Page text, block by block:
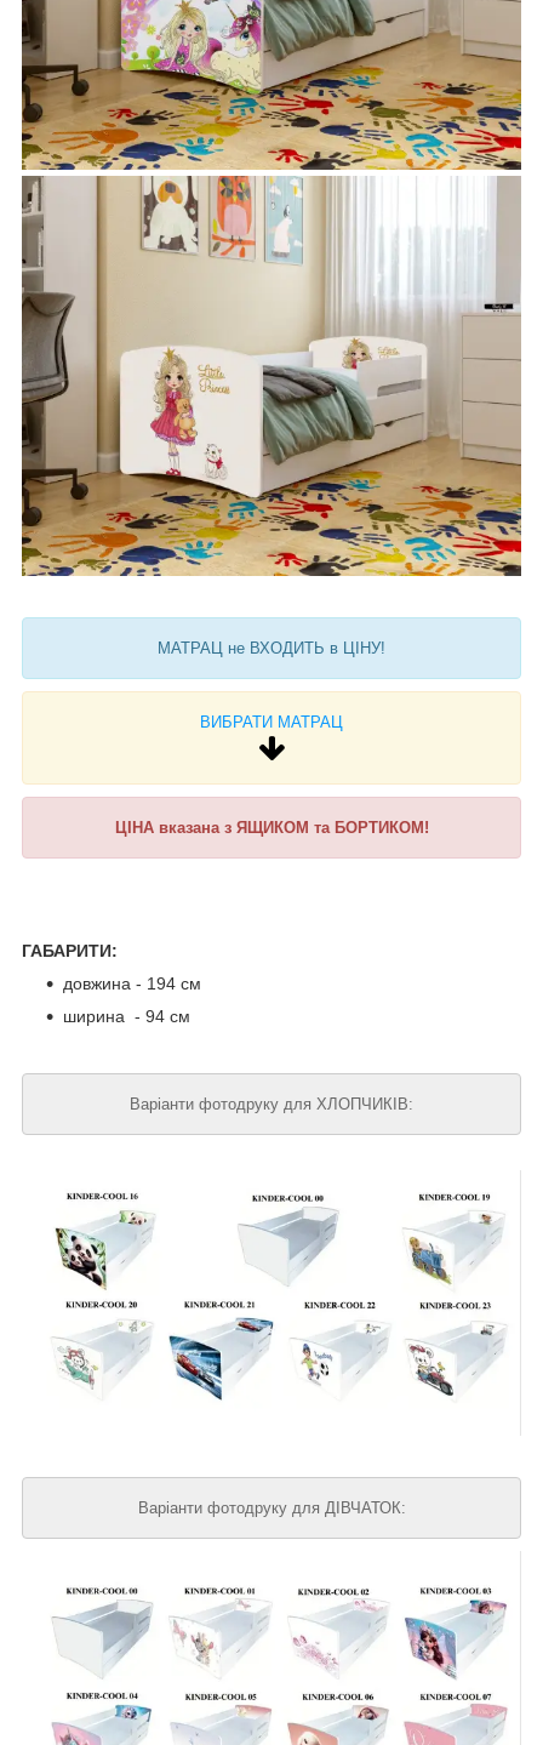
МАТРАЦ не ВХОДИТЬ в ЦІНУ!
ВИБРАТИ МАТРАЦ
ЦІНА вказана з ЯЩИКОМ та БОРТИКОМ!
ГАБАРИТИ:
довжина - 194 см
ширина - 94 см
Варіанти фотодруку для ХЛОПЧИКІВ:
Варіанти фотодруку для ДІВЧАТОК: